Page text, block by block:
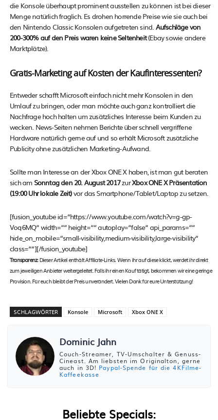
die Konsole überhaupt prominent ausstellen zu können ist bei dieser
Menge natürlich fraglich. Es drohen horrende Preise wie sie auch bei
den Nintendo Classic Konsolen aufgetreten sind. Aufschläge von
200-300% auf den Preis waren keine Seltenheit(Ebay sowie andere
Marktplätze).
Gratis-Marketing auf Kosten der Kaufinteressenten?
Entweder schafft Microsoft einfach nicht mehr Konsolen in den
Umlauf zu bringen, oder man möchte auch ganz kontrolliert die
Nachfrage hoch halten um zusätzliches Interesse beim Kunden zu
wecken. News-Seiten nehmen Berichte über schnell vergriffene
Hardware natürlich gerne auf und so erhält Microsoft zusätzliche
Publicity ohne zusätzlichen Marketing-Aufwand.
Sollte man Interesse an der Xbox ONE X haben, ist man gut beraten
sich am Sonntag den 20. August 2017zurXbox ONE X Präsentation
(19:00 Uhr lokale Zeit)vor das Smartphone/Tablet/Laptop zu setzen.
[fusion_youtube id=“https://www.youtube.com/watch?v=g-gp-
Voq6MQ“ width=““ height=““ autoplay=“false“ api_params=““
hide_on_mobile=“small-visibility,medium-visibility,large-visibility“
class=““][/fusion_youtube]
Transparenz:Dieser Artikel enthält Affiliate-Links. Wenn ihr auf diese klickt, werdet ihr direkt
zum jeweiligen Anbieter weitergeleitet. Falls ihr einen Kauf tätigt, bekommen wir eine geringe
Provision. Für euch bleibt der Preis unverändert. Vielen Dank für eure Unterstützung!
SCHLAGWÖRTER Konsole Microsoft Xbox ONE X
Dominic Jahn
Couch-Streamer, TV-Umschalter & Genuss-
Cineast. Am liebsten im Originalton, gerne
auch in 3D! Paypal-Spende für die 4KFilme-
Kaffeekasse
Beliebte Specials: